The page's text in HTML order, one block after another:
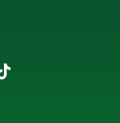
T
i